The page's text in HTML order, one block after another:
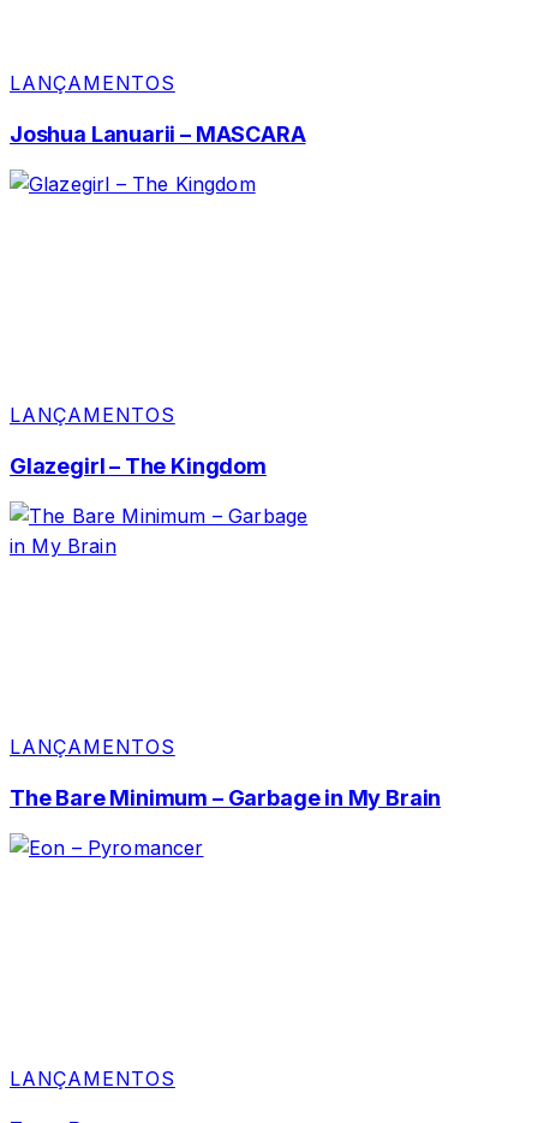
LANÇAMENTOS
Joshua Lanuarii – MASCARA
LANÇAMENTOS
Glazegirl – The Kingdom
LANÇAMENTOS
The Bare Minimum – Garbage in My Brain
LANÇAMENTOS